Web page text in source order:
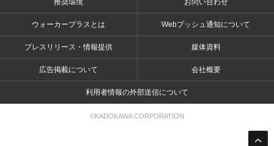
推奨環境 お問い合わせ
ウォーカープラスとは Webプッシュ通知について
プレスリリース・情報提供 媒体資料
広告掲載について 会社概要
利用者情報の外部送信について
©KADOKAWA CORPORATION